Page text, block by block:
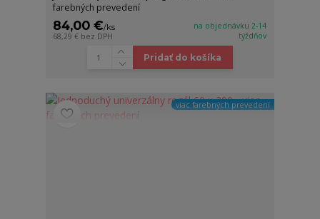
farebných prevedení
84,00 €/ks
68,29 € bez DPH
na objednávku 2-14
týždňov
Pridať do košíka
viac farebných prevedení